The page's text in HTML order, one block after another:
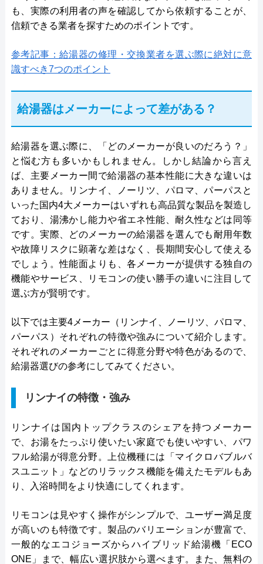
も、実際の利用者の声を確認してから依頼することが、
信頼できる業者を探すためのポイントです。
参考記事：給湯器の修理・交換業者を選ぶ際に絶対に意
識すべき7つのポイント
給湯器はメーカーによって差がある？
給湯器を選ぶ際に、「どのメーカーが良いのだろう？」
と悩む方も多いかもしれません。しかし結論から言え
ば、主要メーカー間で給湯器の基本性能に大きな違いは
ありません。リンナイ、ノーリツ、パロマ、パーパスと
いった国内4大メーカーはいずれも高品質な製品を製造し
ており、湯沸かし能力や省エネ性能、耐久性などは同等
です。実際、どのメーカーの給湯器を選んでも耐用年数
や故障リスクに顕著な差はなく、長期間安心して使える
でしょう。性能面よりも、各メーカーが提供する独自の
機能やサービス、リモコンの使い勝手の違いに注目して
選ぶ方が賢明です。
以下では主要4メーカー（リンナイ、ノーリツ、パロマ、
パーパス）それぞれの特徴や強みについて紹介します。
それぞれのメーカーごとに得意分野や特色があるので、
給湯器選びの参考にしてみてください。
リンナイの特徴・強み
リンナイは国内トップクラスのシェアを持つメーカー
で、お湯をたっぷり使いたい家庭でも使いやすい、パワ
フル給湯が得意分野。上位機種には「マイクロバブルバ
スユニット」などのリラックス機能を備えたモデルもあ
り、入浴時間をより快適にしてくれます。
リモコンは見やすく操作がシンプルで、ユーザー満足度
が高いのも特徴です。製品のバリエーションが豊富で、
一般的なエコジョーズからハイブリッド給湯機「ECO
ONE」まで、幅広い選択肢から選べます。また、無料の